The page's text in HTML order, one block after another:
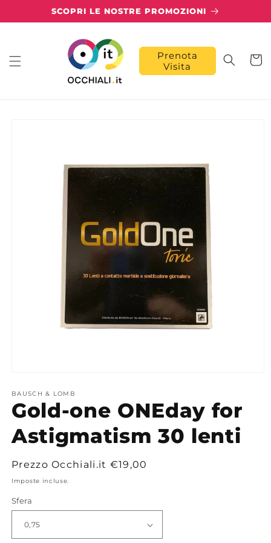
direttamente
ai contenuti
SCOPRI LE NOSTRE PROMOZIONI
Prenota
Visita
multimediali
1
in
modale
BAUSCH & LOMB
Gold-one ONEday for
Astigmatism 30 lenti
Prezzo
di
Prezzo Occhiali.it €19,00
Imposte incluse.
Sfera